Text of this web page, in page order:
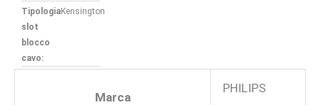
Tipologia
slot
blocco
cavo:
Kensington
Marca
PHILIPS